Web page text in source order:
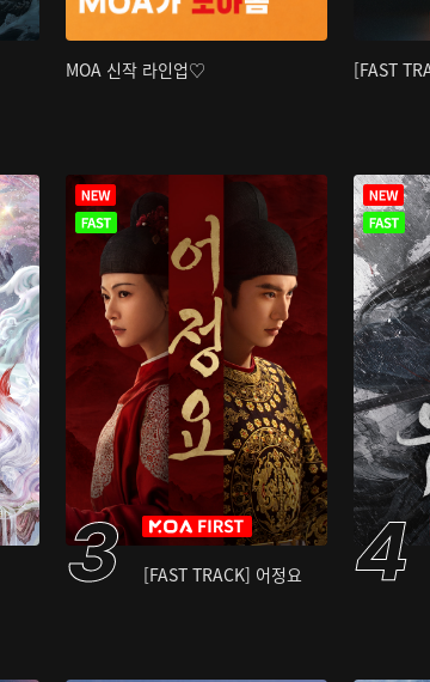
MOA 신작 라인업♡ [FAST
[FAST TRACK] 어정요